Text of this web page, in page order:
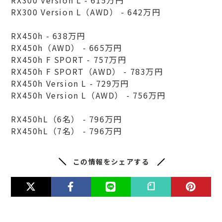
RX300 Version L（AWD） - 642万円
RX450h - 638万円
RX450h（AWD） - 665万円
RX450h F SPORT - 757万円
RX450h F SPORT（AWD） - 783万円
RX450h Version L - 729万円
RX450h Version L（AWD） - 756万円
RX450hL（6名） - 796万円
RX450hL（7名） - 796万円
この情報をシェアする